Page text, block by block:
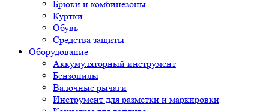
Брюки и комбинезоны
Куртки
Обувь
Средства защиты
Оборудование
Аккумуляторный инструмент
Бензопилы
Валочные рычаги
Инструмент для разметки и маркировки